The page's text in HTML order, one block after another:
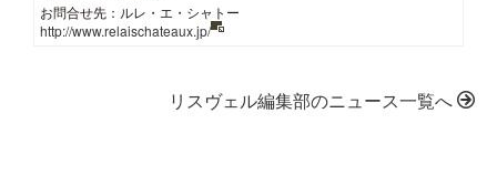
お問合せ先：ルレ・エ・シャトー
http://www.relaischateaux.jp/
リスヴェル編集部のニュース一覧へ